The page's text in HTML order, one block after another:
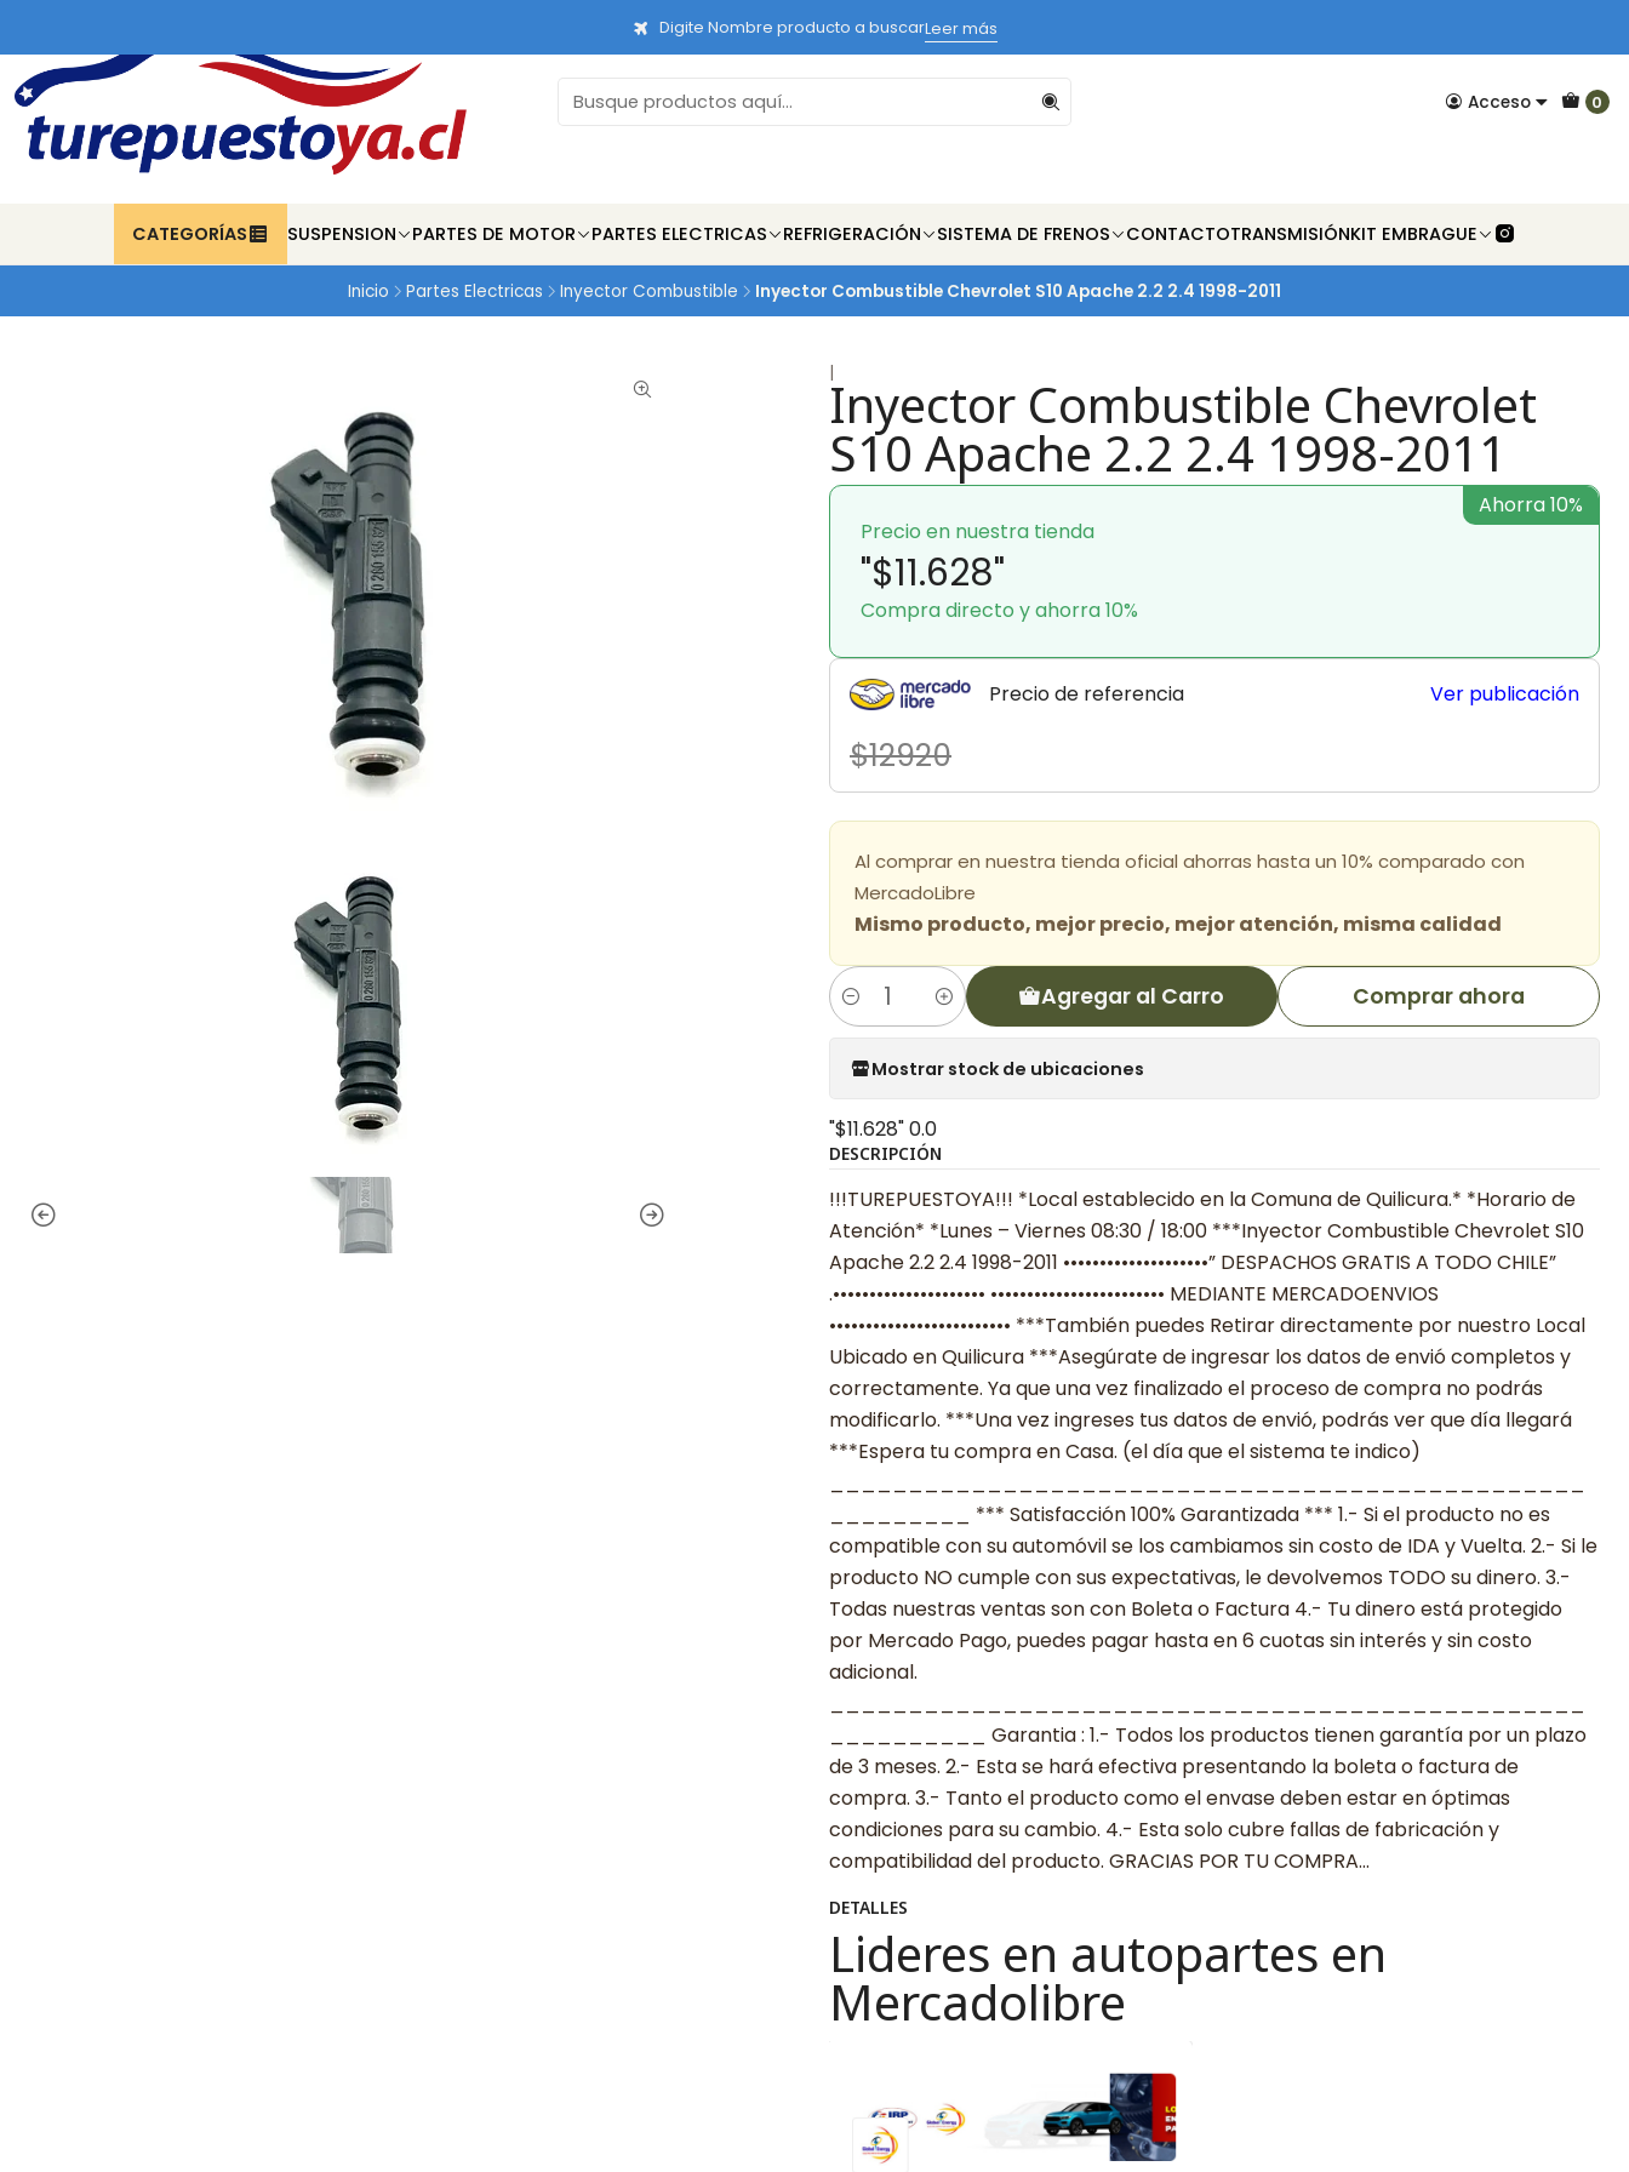
Acceso 0
CATEGORÍAS SUSPENSION PARTES DE MOTOR PARTES ELECTRICAS REFRIGERACIÓN SISTEMA DE FRENOS CONTACTOTRANSMISIÓNKIT EMBRAGUE
Digite Nombre producto a buscarLeer más
Inicio Partes Electricas Inyector Combustible Inyector Combustible Chevrolet S10 Apache 2.2 2.4 1998-2011
|Inyector Combustible Chevrolet
S10 Apache 2.2 2.4 1998-2011
Precio en nuestra tienda
"$11.628"
Compra directo y ahorra 10%
Ahorra 10%
Precio de referencia
$12920
Ver publicación
Al comprar en nuestra tienda oficial ahorras hasta un 10% comparado con
MercadoLibre
Mismo producto, mejor precio, mejor atención, misma calidad
Cantidad Agregar al Carro Comprar ahora
Mostrar stock de ubicaciones
"$11.628"0.0
DESCRIPCIÓN
!!!TUREPUESTOYA!!! *Local establecido en la Comuna de Quilicura.* *Horario de
Atención* *Lunes – Viernes 08:30 / 18:00 ***Inyector Combustible Chevrolet S10
Apache 2.2 2.4 1998-2011 ••••••••••••••••••••” DESPACHOS GRATIS A TODO CHILE”
.••••••••••••••••••••• •••••••••••••••••••••••• MEDIANTE MERCADOENVIOS
••••••••••••••••••••••••• ***También puedes Retirar directamente por nuestro Local
Ubicado en Quilicura ***Asegúrate de ingresar los datos de envió completos y
correctamente. Ya que una vez finalizado el proceso de compra no podrás
modificarlo. ***Una vez ingreses tus datos de envió, podrás ver que día llegará
***Espera tu compra en Casa. (el día que el sistema te indico)
_________ *** Satisfacción 100% Garantizada *** 1.- Si el producto no es
compatible con su automóvil se los cambiamos sin costo de IDA y Vuelta. 2.- Si le
producto NO cumple con sus expectativas, le devolvemos TODO su dinero. 3.-
Todas nuestras ventas son con Boleta o Factura 4.- Tu dinero está protegido
por Mercado Pago, puedes pagar hasta en 6 cuotas sin interés y sin costo
adicional.
__________ Garantia : 1.- Todos los productos tienen garantía por un plazo
de 3 meses. 2.- Esta se hará efectiva presentando la boleta o factura de
compra. 3.- Tanto el producto como el envase deben estar en óptimas
condiciones para su cambio. 4.- Esta solo cubre fallas de fabricación y
compatibilidad del producto. GRACIAS POR TU COMPRA…
DETALLES
Lideres en autopartes en
Mercadolibre